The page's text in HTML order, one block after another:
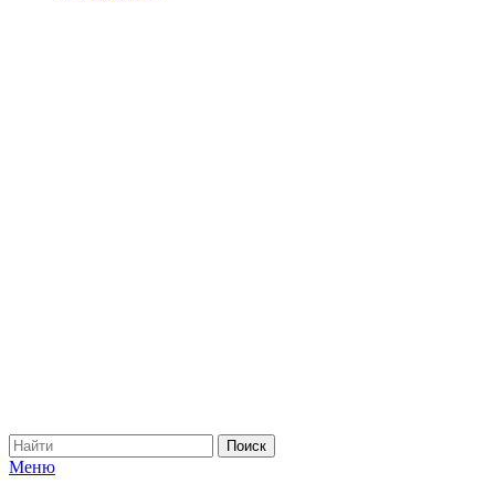
Меню